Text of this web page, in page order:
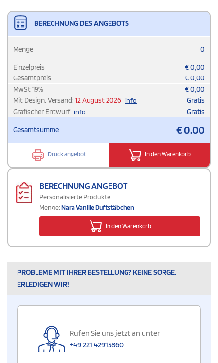
BERECHNUNG DES ANGEBOTS
Menge 0
Einzelpreis €0,00
Gesamtpreis
€0,00
MwSt19% €0,00
Mit Design. Versand: 12 August 2026 info
Gratis
Grafischer Entwurf info Gratis
Gesamtsumme €0,00
Druck angebot In den Warenkorb
BERECHNUNG ANGEBOT
Personalisierte Produkte
Menge:Nara Vanille Duftstäbchen
In den Warenkorb
PROBLEME MIT IHRER BESTELLUNG? KEINE SORGE,
ERLEDIGEN WIR!
Rufen Sie uns jetzt an unter
+49 221 42915860